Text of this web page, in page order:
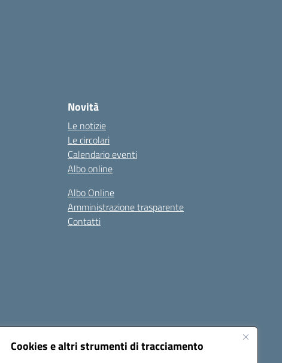
Cookies e altri strumenti di tracciamento
Novità
Le notizie
Le circolari
Calendario eventi
Albo online
Albo Online
Amministrazione trasparente
Contatti